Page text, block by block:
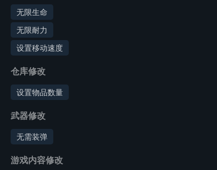
无限生命
无限耐力
设置移动速度
仓库修改
设置物品数量
武器修改
无需装弹
游戏内容修改